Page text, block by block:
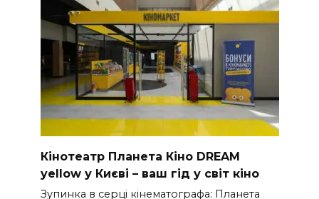
Кінотеатр Планета Кіно DREAM
yellow у Києві – ваш гід у світ кіно
Зупинка в серці кінематографа: Планета